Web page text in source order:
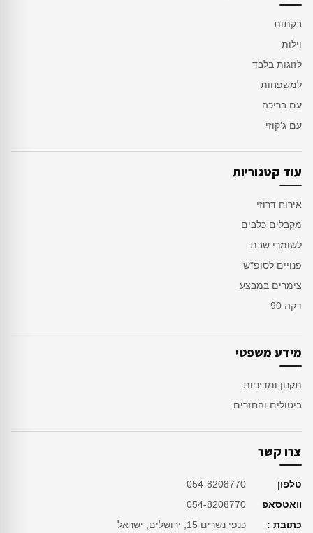
בקתות
וילות
לזוגות בלבד
למשפחות
עם בריכה
עם ג'קוזי
עוד קטגוריות
אירוח דרוזי
מקבלים כלבים
לשומרי שבת
פנויים לסופ"ש
צימרים במבצע
דקה 90
מידע משפטי
תקנון ומדיניות
ביטולים והחזרים
צרו קשר
טלפון
054-8208770
וואטסאפ
054-8208770
כתובת :
כנפי נשרים 15, ירושלים, ישראל